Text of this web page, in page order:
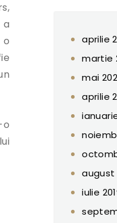
o
o
aprilie
martie
mai
aprilie
august
iulie